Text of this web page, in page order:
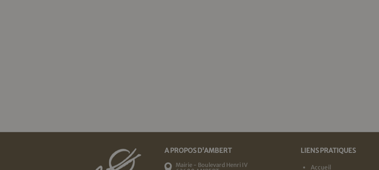
A PROPOS D'AMBERT
Mairie - Boulevard Henri IV
LIENS PRATIQUES
Accueil